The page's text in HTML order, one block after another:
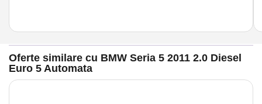
Oferte similare cu BMW Seria 5 2011 2.0 Diesel
Euro 5 Automata